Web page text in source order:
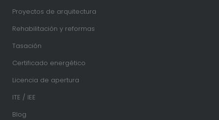
Proyectos de arquitectura
Rehabilitación y reformas
Tasación
Certificado energético
Licencia de apertura
ITE / IEE
Blog